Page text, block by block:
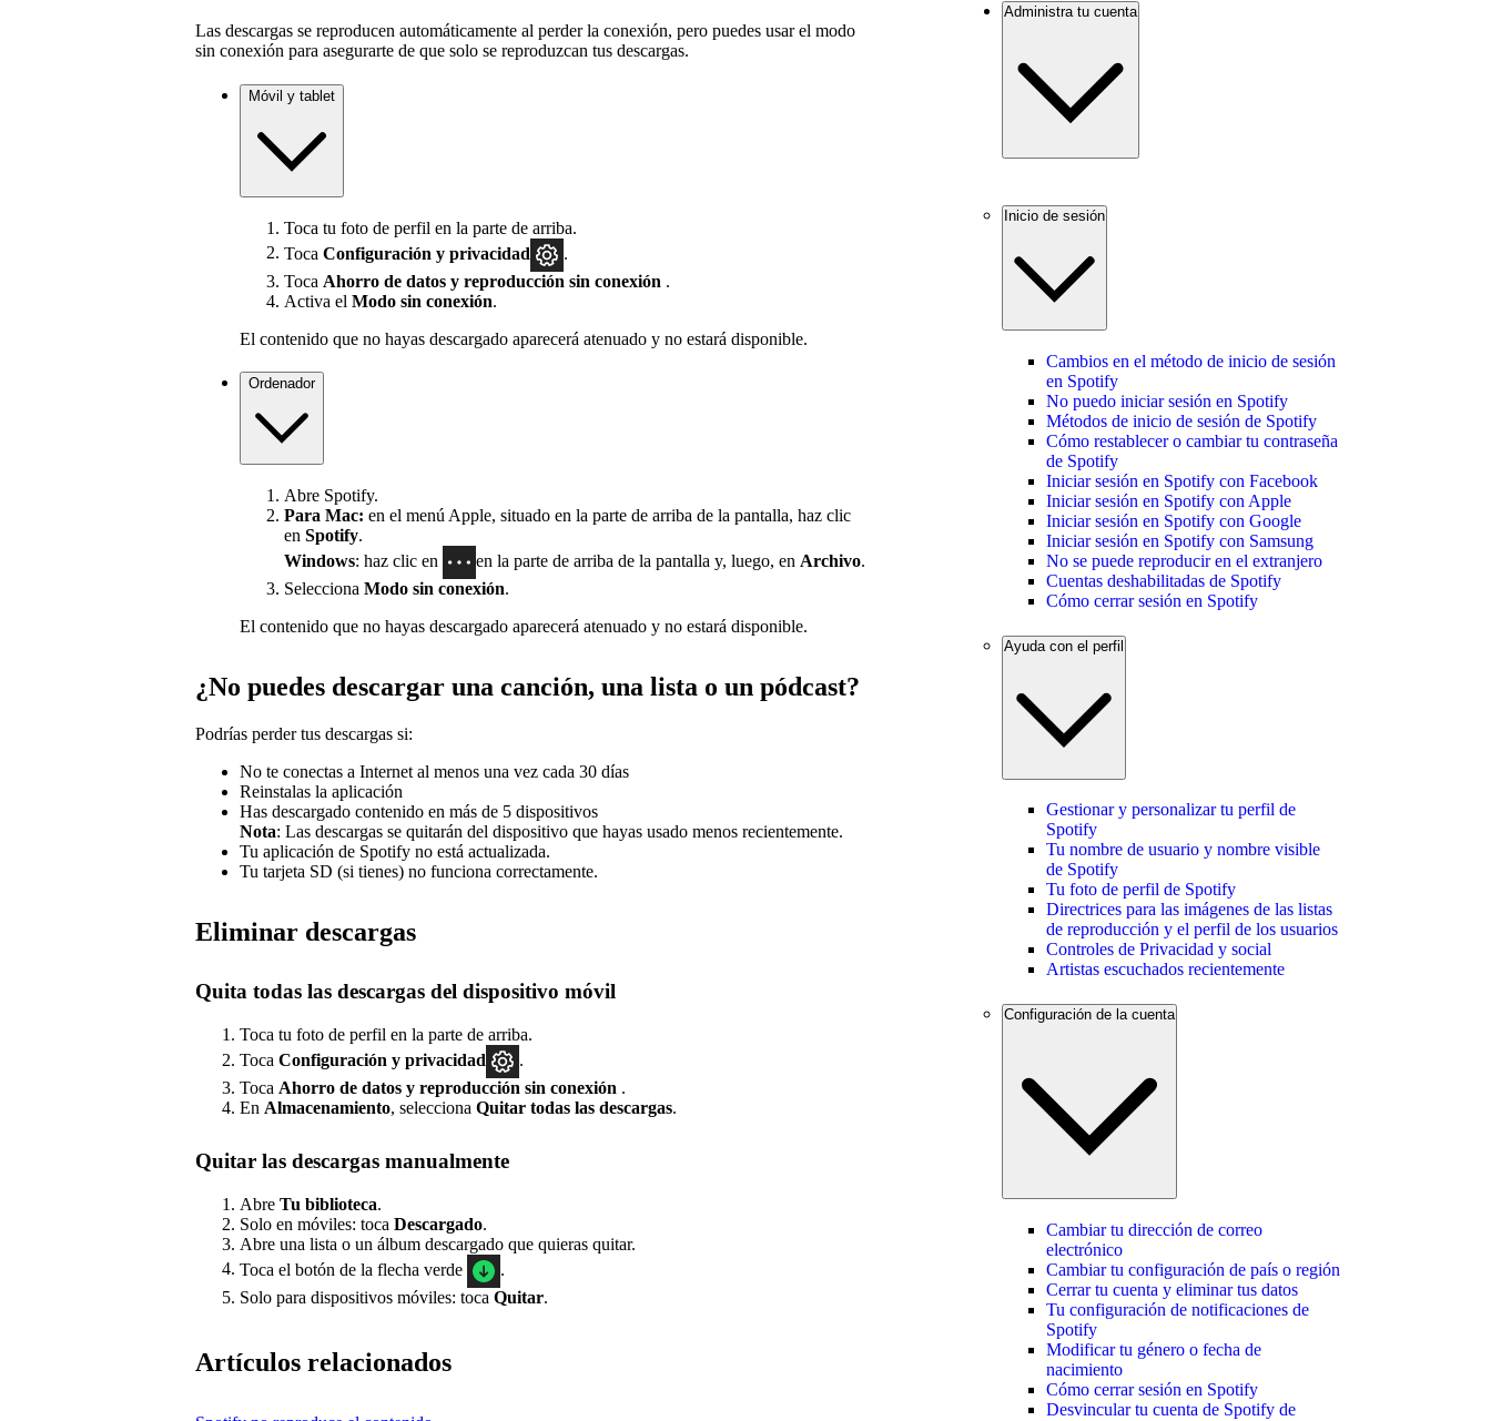
Las descargas se reproducen automáticamente al perder la conexión, pero puedes usar el modo
sin conexión para asegurarte de que solo se reproduzcan tus descargas.
Móvil y tablet
Toca tu foto de perfil en la parte de arriba.
Toca Configuración y privacidad
Toca Ahorro de datos y reproducción sin conexión .
Activa el Modo sin conexión.
El contenido que no hayas descargado aparecerá atenuado y no estará disponible.
Ordenador
Abre Spotify.
Para Mac: en el menú Apple, situado en la parte de arriba de la pantalla, haz clic
en Spotify.
Windows: haz clic en en la parte de arriba de la pantalla y, luego, en Archivo.
Selecciona Modo sin conexión.
El contenido que no hayas descargado aparecerá atenuado y no estará disponible.
¿No puedes descargar una canción, una lista o un pódcast?
Podrías perder tus descargas si:
No te conectas a Internet al menos una vez cada 30 días
Reinstalas la aplicación
Has descargado contenido en más de 5 dispositivos
Nota: Las descargas se quitarán del dispositivo que hayas usado menos recientemente.
Tu aplicación de Spotify no está actualizada.
Tu tarjeta SD (si tienes) no funciona correctamente.
Eliminar descargas
Quita todas las descargas del dispositivo móvil
Toca tu foto de perfil en la parte de arriba.
Toca Configuración y privacidad
.
Toca Ahorro de datos y reproducción sin conexión .
En Almacenamiento, selecciona Quitar todas las descargas.
Quitar las descargas manualmente
Abre Tu biblioteca.
Solo en móviles: toca Descargado.
Abre una lista o un álbum descargado que quieras quitar.
Toca el botón de la flecha verde
Solo para dispositivos móviles: toca Quitar.
Artículos relacionados
Administra tu cuenta
Inicio de sesión
Cambios en el método de inicio de sesión
en Spotify
No puedo iniciar sesión en Spotify
Métodos de inicio de sesión de Spotify
Cómo restablecer o cambiar tu contraseña
de Spotify
Iniciar sesión en Spotify con Facebook
Iniciar sesión en Spotify con Apple
Iniciar sesión en Spotify con Google
Iniciar sesión en Spotify con Samsung
No se puede reproducir en el extranjero
Cuentas deshabilitadas de Spotify
Cómo cerrar sesión en Spotify
Ayuda con el perfil
Gestionar y personalizar tu perfil de
Spotify
Tu nombre de usuario y nombre visible
de Spotify
Tu foto de perfil de Spotify
Directrices para las imágenes de las listas
de reproducción y el perfil de los usuarios
Controles de Privacidad y social
Artistas escuchados recientemente
Configuración de la cuenta
Cambiar tu dirección de correo
electrónico
Cambiar tu configuración de país o región
Cerrar tu cuenta y eliminar tus datos
Tu configuración de notificaciones de
Spotify
Modificar tu género o fecha de
nacimiento
Cómo cerrar sesión en Spotify
Desvincular tu cuenta de Spotify de